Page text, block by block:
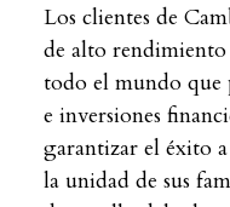
Los clientes de
de alto
todo el mundo que
e inversiones
garantizar el éxito
la unidad de sus